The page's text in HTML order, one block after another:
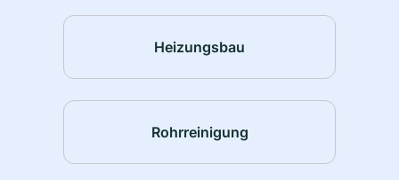
Heizungsbau
Rohrreinigung